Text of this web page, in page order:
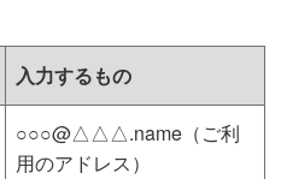
入力するもの
○○○@△△△.name（ご利
用のアドレス）